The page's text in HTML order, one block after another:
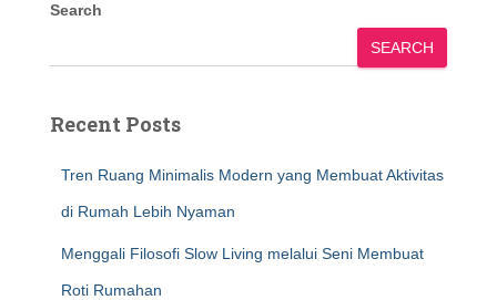
Search
SEARCH
Recent Posts
Tren Ruang Minimalis Modern yang Membuat Aktivitas
di Rumah Lebih Nyaman
Menggali Filosofi Slow Living melalui Seni Membuat
Roti Rumahan